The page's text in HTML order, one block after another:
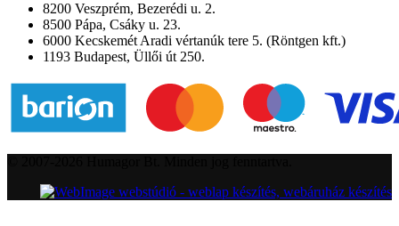
8200 Veszprém, Bezerédi u. 2.
8500 Pápa, Csáky u. 23.
6000 Kecskemét Aradi vértanúk tere 5. (Röntgen kft.)
1193 Budapest, Üllői út 250.